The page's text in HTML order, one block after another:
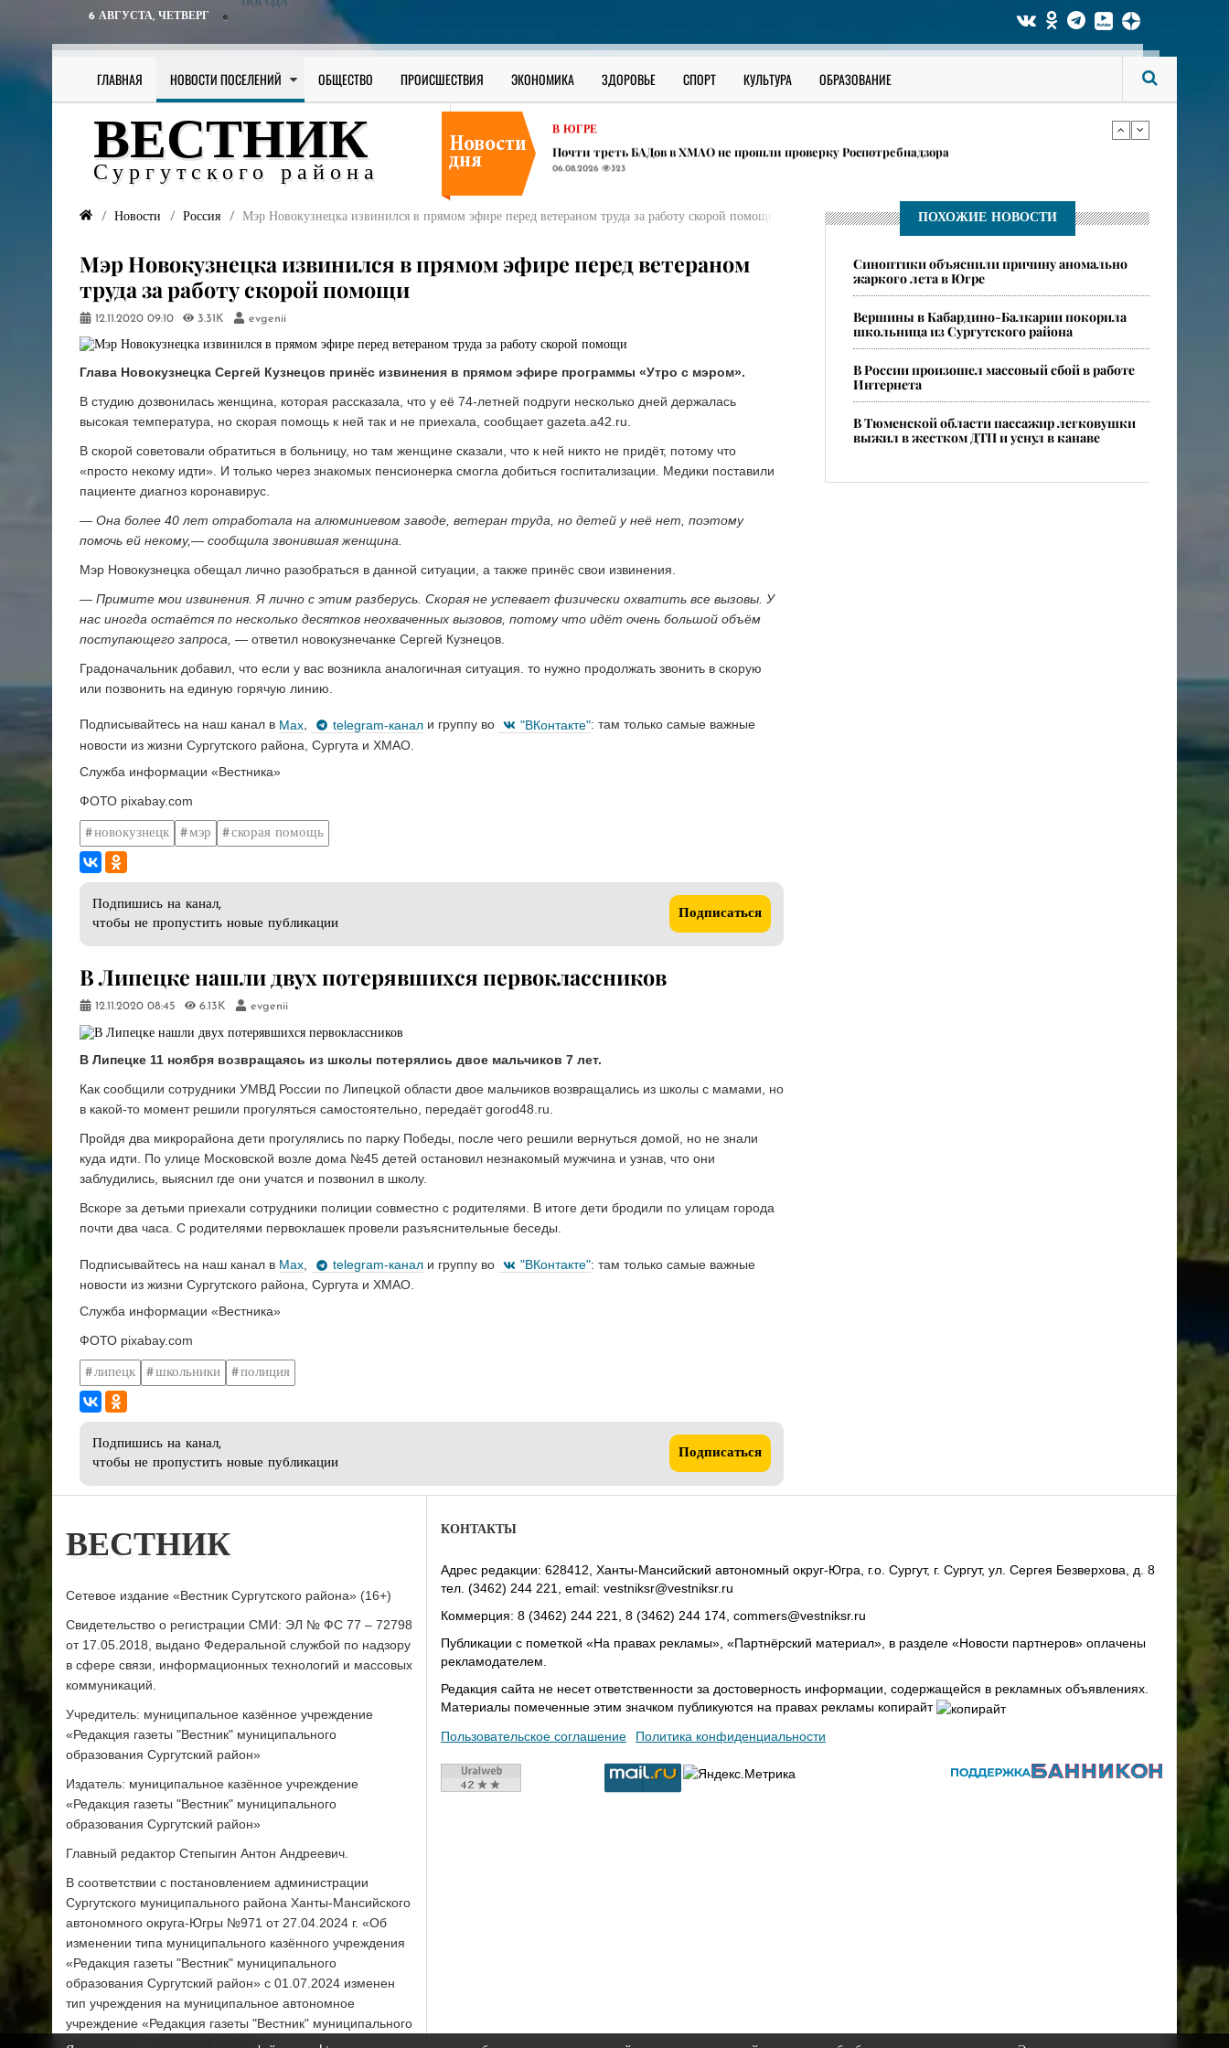
6 АВГУСТА, ЧЕТВЕРГ
ПОГОДА
ГЛАВНАЯ НОВОСТИ ПОСЕЛЕНИЙ ОБЩЕСТВО ПРОИСШЕСТВИЯ ЭКОНОМИКА ЗДОРОВЬЕ СПОРТ КУЛЬТУРА ОБРАЗОВАНИЕ
ВЕСТНИК
Сургутского района
06.08.2026 316
В ЮГРЕ
Почти треть БАДов в ХМАО не прошли проверку Роспотребнадзора
06.08.2026 323
Школьник из села в ЯНАО взламывал за деньги аккаунты на «Госуслугах»
06.08.2026 316
Как уберечь ребенка от наркотиков: разбор в карточках
Новости Россия Мэр Новокузнецка извинился в прямом эфире перед ветераном труда за работу скорой помощи
Мэр Новокузнецка извинился в прямом эфире перед ветераном
труда за работу скорой помощи
12.11.2020 09:10 3.31K evgenii
Глава Новокузнецка Сергей Кузнецов принёс извинения в прямом эфире программы «Утро с мэром».
В студию дозвонилась женщина, которая рассказала, что у её 74-летней подруги несколько дней держалась
высокая температура, но скорая помощь к ней так и не приехала, сообщает gazeta.a42.ru.
В скорой советовали обратиться в больницу, но там женщине сказали, что к ней никто не придёт, потому что
«просто некому идти». И только через знакомых пенсионерка смогла добиться госпитализации. Медики поставили
пациенте диагноз коронавирус.
— Она более 40 лет отработала на алюминиевом заводе, ветеран труда, но детей у неё нет, поэтому
помочь ей некому,— сообщила звонившая женщина.
Мэр Новокузнецка обещал лично разобраться в данной ситуации, а также принёс свои извинения.
— Примите мои извинения. Я лично с этим разберусь. Скорая не успевает физически охватить все вызовы. У
нас иногда остаётся по несколько десятков неохваченных вызовов, потому что идёт очень большой объём
поступающего запроса, — ответил новокузнечанке Сергей Кузнецов.
Градоначальник добавил, что если у вас возникла аналогичная ситуация. то нужно продолжать звонить в скорую
или позвонить на единую горячую линию.
Подписывайтесь на наш канал в Max, telegram-канал и группу во "ВКонтакте": там только самые важные
новости из жизни Сургутского района, Сургута и ХМАО.
Служба информации «Вестника»
ФОТО pixabay.com
новокузнецк мэр скорая помощь
Подпишись на канал,
чтобы не пропустить новые публикации
Подписаться
В Липецке нашли двух потерявшихся первоклассников
12.11.2020 08:45 6.13K evgenii
В Липецке 11 ноября возвращаясь из школы потерялись двое мальчиков 7 лет.
Как сообщили сотрудники УМВД России по Липецкой области двое мальчиков возвращались из школы с мамами, но
в какой-то момент решили прогуляться самостоятельно, передаёт gorod48.ru.
Пройдя два микрорайона дети прогулялись по парку Победы, после чего решили вернуться домой, но не знали
куда идти. По улице Московской возле дома №45 детей остановил незнакомый мужчина и узнав, что они
заблудились, выяснил где они учатся и позвонил в школу.
Вскоре за детьми приехали сотрудники полиции совместно с родителями. В итоге дети бродили по улицам города
почти два часа. С родителями первоклашек провели разъяснительные беседы.
Подписывайтесь на наш канал в Max telegram-канал и группу во "ВКонтакте": там только самые важные
новости из жизни Сургутского района, Сургута и ХМАО.
Служба информации «Вестника»
ФОТО pixabay.com
липецк школьники полиция
Подпишись на канал,
чтобы не пропустить новые публикации
Подписаться
ПОХОЖИЕ НОВОСТИ
​Синоптики объяснили причину аномально
жаркого лета в Югре
​Вершины в Кабардино-Балкарии покорила
школьница из Сургутского района
​В России произошел массовый сбой в работе
Интернета
В Тюменской области пассажир легковушки
выжил в жестком ДТП и уснул в канаве
ВЕСТНИК
Сетевое издание «Вестник Сургутского района» (16+)
Свидетельство о регистрации СМИ: ЭЛ № ФС 77 – 72798
от 17.05.2018, выдано Федеральной службой по надзору
в сфере связи, информационных технологий и массовых
коммуникаций.
Учредитель: муниципальное казённое учреждение
«Редакция газеты "Вестник" муниципального
образования Сургутский район»
Издатель: муниципальное казённое учреждение
«Редакция газеты "Вестник" муниципального
образования Сургутский район»
Главный редактор Степыгин Антон Андреевич.
В соответствии с постановлением администрации
Сургутского муниципального района Ханты-Мансийского
автономного округа-Югры №971 от 27.04.2024 г. «Об
изменении типа муниципального казённого учреждения
«Редакция газеты "Вестник" муниципального
образования Сургутский район» с 01.07.2024 изменен
тип учреждения на муниципальное автономное
учреждение «Редакция газеты "Вестник" муниципального
образования Сургутский район»
КОНТАКТЫ
Адрес редакции: 628412, Ханты-Мансийский автономный округ-Югра, г.о. Сургут, г. Сургут, ул. Сергея Безверхова, д. 8
тел. (3462) 244 221, email: vestniksr@vestniksr.ru
Коммерция: 8 (3462) 244 221, 8 (3462) 244 174, commers@vestniksr.ru
Публикации с пометкой «На правах рекламы», «Партнёрский материал», в разделе «Новости партнеров» оплачены
рекламодателем.
Редакция сайта не несет ответственности за достоверность информации, содержащейся в рекламных объявлениях.
Материалы помеченные этим значком публикуются на правах рекламы копирайт
Пользовательское соглашение
Политика конфиденциальности